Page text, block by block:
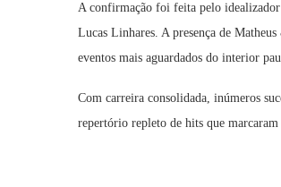
A confirmação foi feita pelo
Lucas Linhares. A presença de
eventos mais aguardados do interior
Com carreira consolidada, inúmeros
repertório repleto de hits que